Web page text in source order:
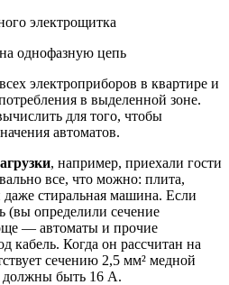
однофазную цепь
всех электроприборов в квартире и
в выделенной зоне.
для того, чтобы
автоматов.
, например, приехали гости
все, что можно: плита,
стиральная машина. Если
(вы определили сечение
— автоматы и прочие
кабель. Когда он рассчитан на
сечению 2,5 мм² медной
быть 16 А.